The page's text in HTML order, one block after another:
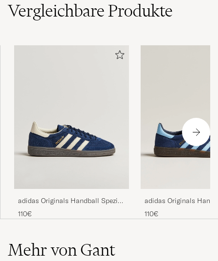
VergleichbareProdukte
adidas Originals Handball Spezial
Sneaker Navy/White
110€
adidas Originals
Sneaker Navy/Blue Sky
110€
Mehr von Gant